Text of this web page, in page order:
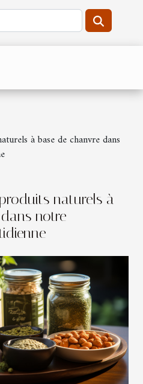
à base de chanvre dans
naturels à
notre